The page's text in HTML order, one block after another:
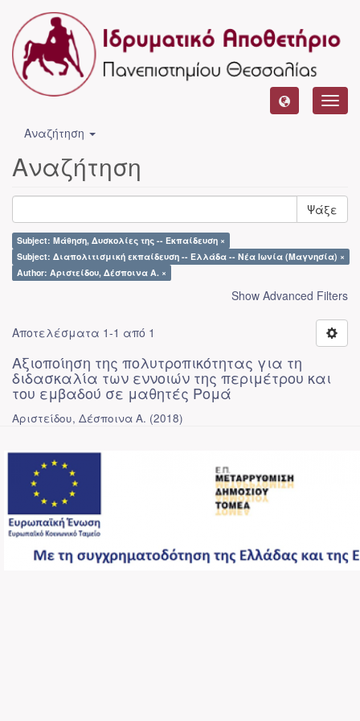
Αναζήτηση
Αναζήτηση
Ψάξε
Subject: Μάθηση, Δυσκολίες της -- Εκπαίδευση ×
Subject: Διαπολιτισμική εκπαίδευση -- Ελλάδα -- Νέα Ιωνία (Μαγνησία) ×
Author: Αριστείδου, Δέσποινα Α. ×
Show Advanced Filters
Αποτελέσματα 1-1 από 1
Αξιοποίηση της πολυτροπικότητας για τη
διδασκαλία των εννοιών της περιμέτρου και
του εμβαδού σε μαθητές Ρομά
Αριστείδου, Δέσποινα Α. (2018)